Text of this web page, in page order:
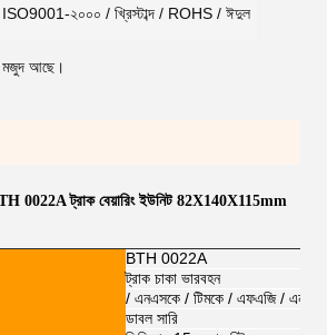
ISO9001-২০০০ / খ্রিস্টাব্দ / ROHS / ঈদুল
মজুদ আছে।
ট্রাক বেয়ারিং ইউনিট 82X140X115mm
BTH 0022A
ট্রাক চাকা ভারবহন
/ এনএসকে / টিমকে / এফএজি /
ডাবল সারি